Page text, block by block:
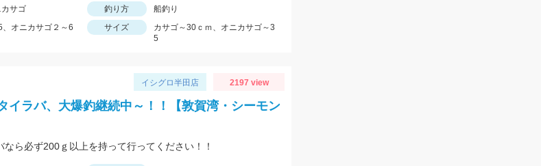
サゴ 釣り方
船釣り
、オニカサゴ２～6
サイズ
カサゴ～30ｃｍ、オニカサゴ～3
5
イシグロ半田店 2197 view
イラバ、大爆釣継続中～！！【敦賀湾・シーモン
ら必ず200ｇ以上を持って行ってください！！